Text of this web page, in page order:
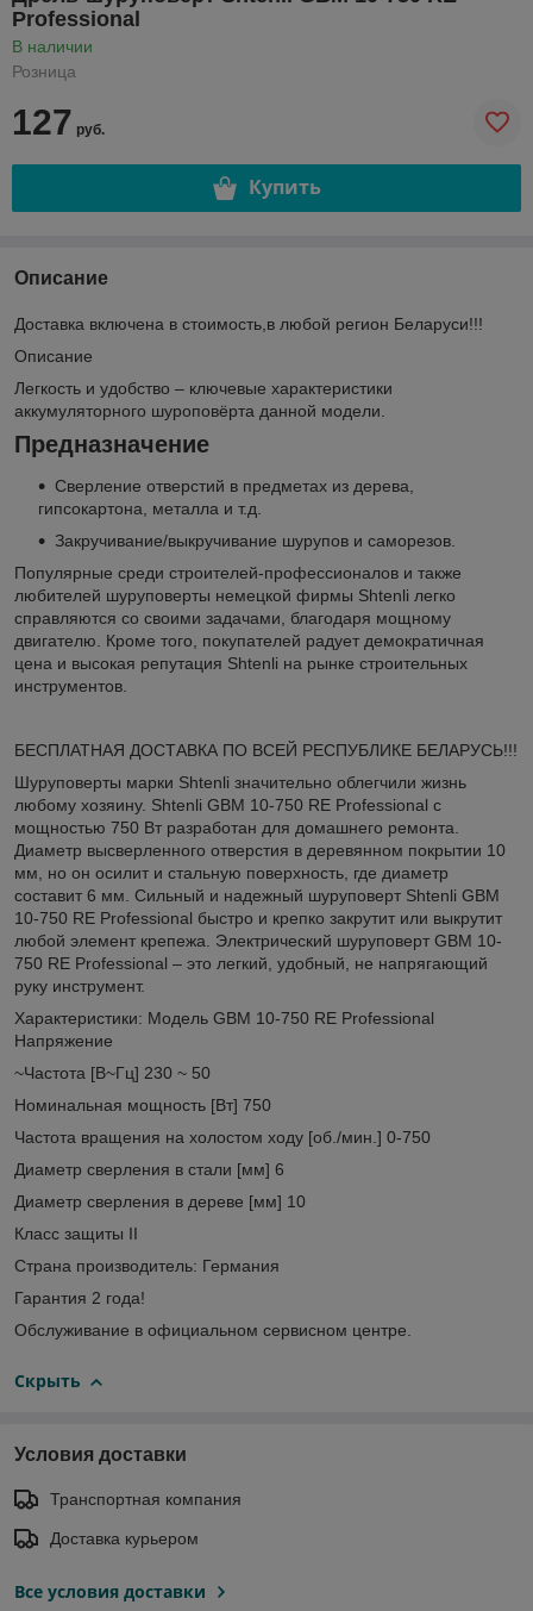
Professional
В наличии
Розница
127 руб.
Купить
Описание
Доставка включена в стоимость,в любой регион Беларуси!!!
Описание
Легкость и удобство – ключевые характеристики
аккумуляторного шуроповёрта данной модели.
Предназначение
Сверление отверстий в предметах из дерева,
гипсокартона, металла и т.д.
Закручивание/выкручивание шурупов и саморезов.
Популярные среди строителей-профессионалов и также
любителей шуруповерты немецкой фирмы Shtenli легко
справляются со своими задачами, благодаря мощному
двигателю. Кроме того, покупателей радует демократичная
цена и высокая репутация Shtenli на рынке строительных
инструментов.
БЕСПЛАТНАЯ ДОСТАВКА ПО ВСЕЙ РЕСПУБЛИКЕ БЕЛАРУСЬ!!!
Шуруповерты марки Shtenli значительно облегчили жизнь
любому хозяину. Shtenli GBM 10-750 RE Professional с
мощностью 750 Вт разработан для домашнего ремонта.
Диаметр высверленного отверстия в деревянном покрытии 10
мм, но он осилит и стальную поверхность, где диаметр
составит 6 мм. Сильный и надежный шуруповерт Shtenli GBM
10-750 RE Professional быстро и крепко закрутит или выкрутит
любой элемент крепежа. Электрический шуруповерт GBM 10-
750 RE Professional – это легкий, удобный, не напрягающий
руку инструмент.
Характеристики: Модель GBM 10-750 RE Professional
Напряжение
~Частота [В~Гц] 230 ~ 50
Номинальная мощность [Вт] 750
Частота вращения на холостом ходу [об./мин.] 0-750
Диаметр сверления в стали [мм] 6
Диаметр сверления в дереве [мм] 10
Класс защиты II
Страна производитель: Германия
Гарантия 2 года!
Обслуживание в официальном сервисном центре.
Скрыть
Условия доставки
Транспортная компания
Доставка курьером
Все условия доставки